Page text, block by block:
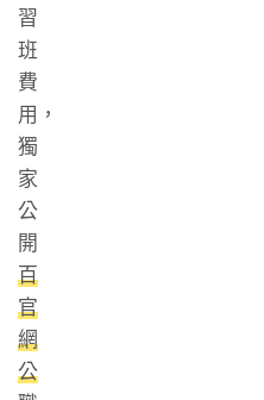
習
班
費
用，
獨
家
公
開
百
官
網
公